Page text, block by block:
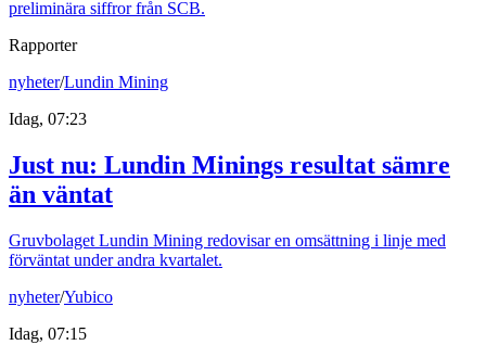
preliminära siffror från SCB.
Rapporter
nyheter/Lundin Mining
Idag, 07:23
Just nu: Lundin Minings resultat sämre
än väntat
Gruvbolaget Lundin Mining redovisar en omsättning i linje med
förväntat under andra kvartalet.
nyheter/Yubico
Idag, 07:15